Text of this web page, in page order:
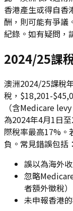
香港產生或得自香
酬，則可能有爭議
紀錄。如有疑問，
2024/25課
澳洲2024/25課稅
稅，$18,201-
（含Medicare
為2024年4月1日
際稅率最高17%。
負。常見錯誤包括：
誤以為海外
忽略
者額外徵稅）
未申報香港